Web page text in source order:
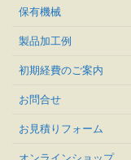
保有機械
製品加工例
初期経費のご案内
お問合せ
お見積りフォーム